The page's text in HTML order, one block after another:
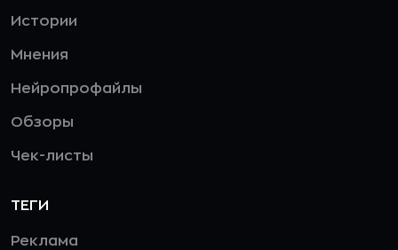
Истории
Мнения
Нейропрофайлы
Обзоры
Чек-листы
ТЕГИ
Реклама